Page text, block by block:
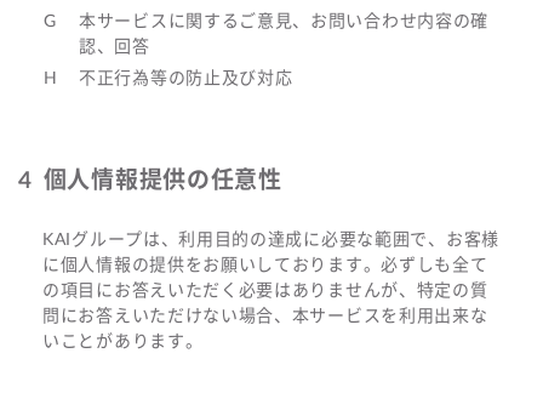
本サービスに関するご意見、お問い合わせ内容の確
認、回答
不正行為等の防止及び対応
個人情報提供の任意性
KAIグループは、利用目的の達成に必要な範囲で、お客様
に個人情報の提供をお願いしております。必ずしも全て
の項目にお答えいただく必要はありませんが、特定の質
問にお答えいただけない場合、本サービスを利用出来な
いことがあります。